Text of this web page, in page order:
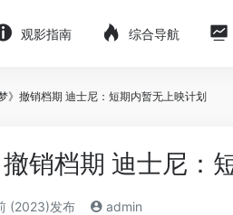
观影指南 综合导航
梦》撤销档期 迪士尼：短期内暂无上映计划
撤销档期 迪士尼：
(2023)发布 admin